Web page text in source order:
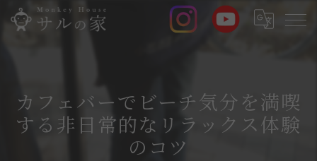
カフェバーでビーチ気分を満喫
する非日常的なリラックス体験
のコツ